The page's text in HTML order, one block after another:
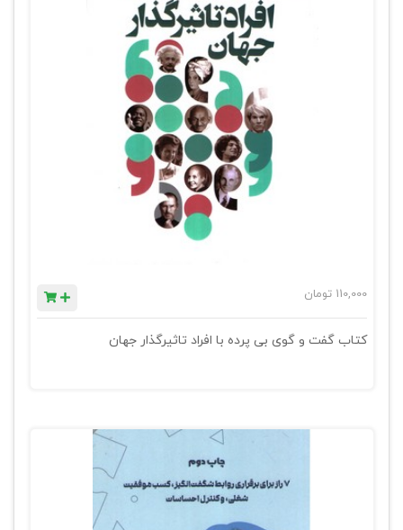
110,000 تومان
کتاب گفت‌ و گوی بی پرده با افراد تاثیرگذار جهان